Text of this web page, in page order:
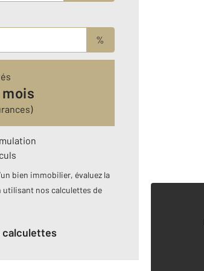
%
bien immobilier, évaluez la
nos calculettes de
calculettes